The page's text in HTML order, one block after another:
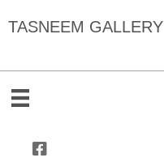
TASNEEM GALLERY